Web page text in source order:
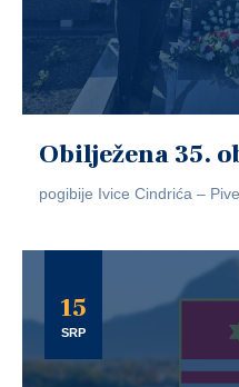
Obilježena 35.
pogibije Ivice Cindrića – Pive
15
SRP